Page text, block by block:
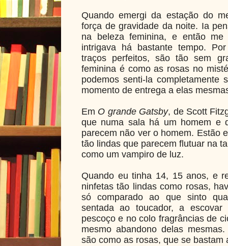
Quando emergi da estação do
força de gravidade da noite. Ia
na beleza feminina, e então
intrigava há bastante tempo.
traços perfeitos, são tão sem
feminina é como as rosas no
podemos senti-la completamente
momento de entrega a elas
Em O grande Gatsby, de Scott
que numa sala há um homem e
parecem não ver o homem. Estão
tão lindas que parecem flutuar na
como um vampiro de luz.
Quando eu tinha 14, 15 anos, e
ninfetas tão lindas como rosas,
só comparado ao que sinto
sentada ao toucador, a
pescoço e no colo fragrâncias de
mesmo abandono delas
são como as rosas, que se bastam